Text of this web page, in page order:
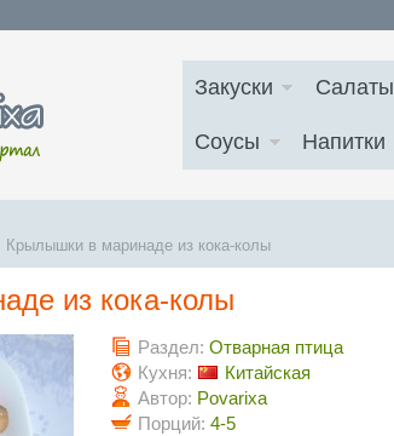
Закуски Салаты
Соусы Напитки
Крылышки в маринаде из кока-колы
из кока-колы
Раздел: Отварная птица
Кухня:
Китайская
Автор: Povarixa
Порций: 4-5